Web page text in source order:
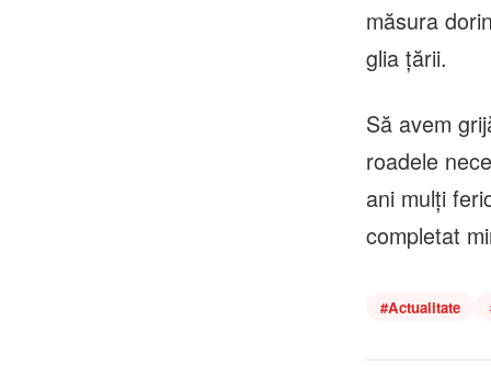
măsura
glia ţării.
Să avem
roadele
ani mulţi
completat
#Actualitate